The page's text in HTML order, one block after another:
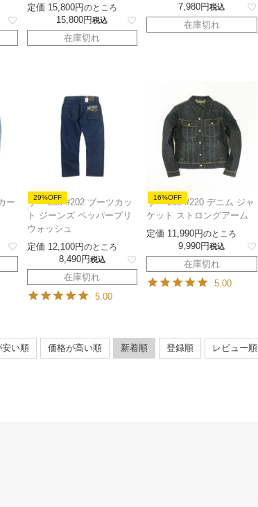
定価 15,800 のところ
15,800 税込
在庫切れ
7,980 税込
在庫切れ
ー
29%OFF
リー Lee #202 ブーツカッ
ト ジーンズ ペッパープリ
ウォッシュ
定価 12,100 のところ
8,490 税込
在庫切れ
5.00
16%OFF
リー Lee #220 デニム ジャ
ケット ストロングアーム
定価 11,990 のところ
9,990 税込
在庫切れ
5.00
安い順 価格が高い順 新着順 登録順 レビュー順